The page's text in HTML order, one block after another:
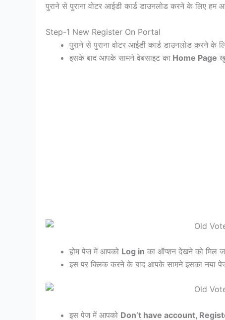
पुराने से पुराना वोटर आईडी कार्ड डाउनलोड करने के लिए
Step-1 New Register On Portal
पुराने से पुराना वोटर आईडी कार्ड डाउनलोड करने
इसके बाद आपके सामने वेबसाइट का Home Page
होम पेज में आपको Log in का ऑप्शन देखने को मिल
इस पर क्लिक करने के बाद आपके सामने इसका नया
इस पेज में आपको Don’t have account,